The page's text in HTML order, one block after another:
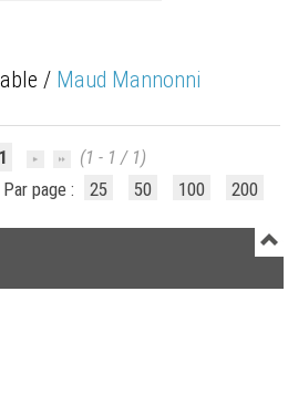
/ Maud Mannonni
1
(1 - 1 / 1)
Par page :
25 50 100 200